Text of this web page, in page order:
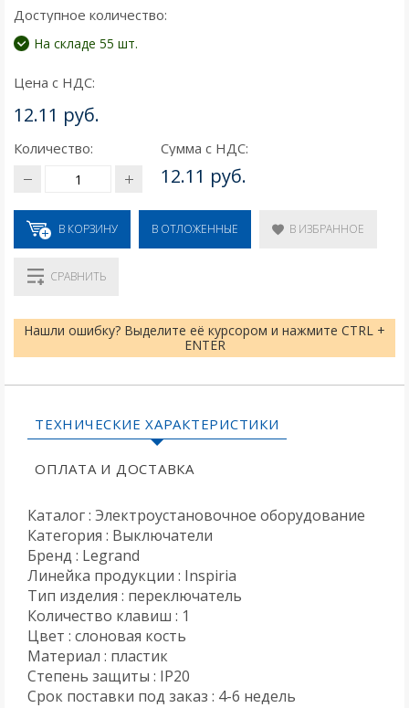
Доступное количество:
На складе 55 шт.
Цена с НДС:
12.11 руб.
Количество: Сумма с НДС:
12.11 руб.
В КОРЗИНУ В ОТЛОЖЕННЫЕ В ИЗБРАННОЕ
СРАВНИТЬ
Нашли ошибку? Выделите её курсором и нажмите CTRL +
ENTER
ТЕХНИЧЕСКИЕ ХАРАКТЕРИСТИКИ
ОПЛАТА И ДОСТАВКА
Каталог : Электроустановочное оборудование
Категория : Выключатели
Бренд : Legrand
Линейка продукции : Inspiria
Тип изделия : переключатель
Количество клавиш : 1
Цвет : слоновая кость
Материал : пластик
Степень защиты : IP20
Срок поставки под заказ : 4-6 недель